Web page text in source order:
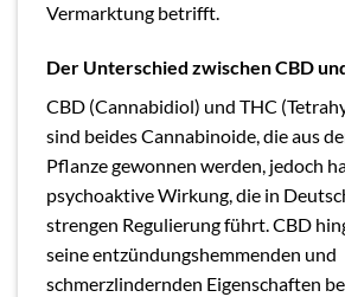
Vermarktung betrifft.
Der Unterschied zwischen CBD
CBD (Cannabidiol) und THC
sind beides Cannabinoide, die aus
Pflanze gewonnen werden, jedoch
psychoaktive Wirkung, die in
strengen Regulierung führt. CBD
seine entzündungshemmenden und
schmerzlindernden Eigenschaften